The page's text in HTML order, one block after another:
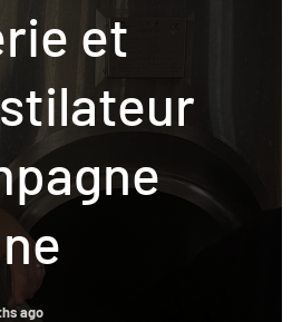
et
ago